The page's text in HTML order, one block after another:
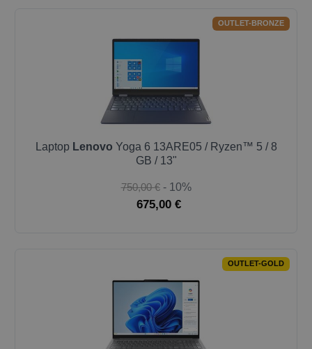
OUTLET-BRONZE
Laptop Lenovo Yoga 6 13ARE05 / Ryzen™ 5 / 8
GB / 13"
750,00 € - 10%
675,00 €
OUTLET-GOLD